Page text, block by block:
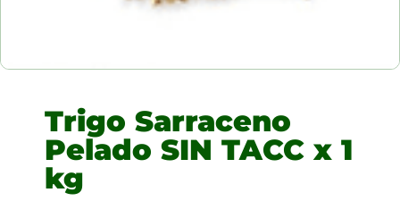
Trigo Sarraceno
Pelado SIN TACC x 1
kg